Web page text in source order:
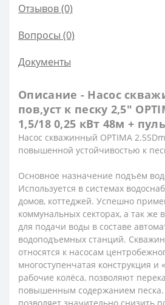
Отзывов (0)
Вопросы (0)
Документы
Описание - Насос
пов,уст к песку 2,5″
1,5/18 0,25 кВт 48м +
Насос скважинный OPTIMA
повышенной устойчивостью к
Основное назначение подъём
Используется в системах
домов, коттеджей. Успешно
коммунальных секторах, а так
для подачи воды в составе
водоподъемных станций.
относятся к насосам
многоступенчатая конструкция
рабочие колёса, позволяют
повышенным содержанием песка.